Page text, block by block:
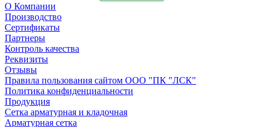
О Компании
Производство
Сертификаты
Партнеры
Контроль качества
Реквизиты
Отзывы
Правила пользования сайтом ООО "ПК "ЛСК"
Политика конфиденциальности
Продукция
Сетка арматурная и кладочная
Арматурная сетка